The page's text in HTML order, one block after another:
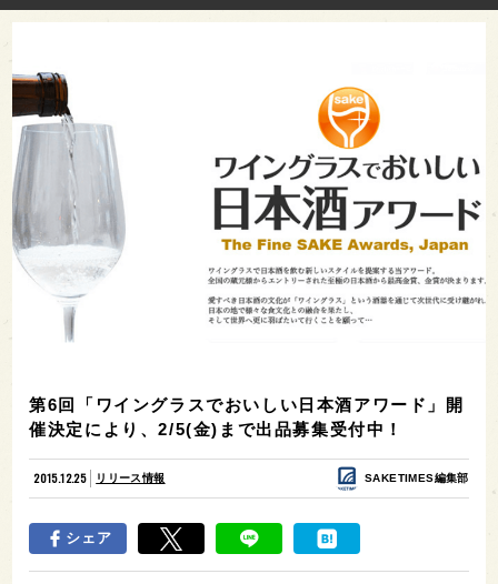
第6回「ワイングラスでおいしい日本酒アワード」開
催決定により、2/5(金)まで出品募集受付中！
2015.12.25 リリース情報 SAKETIMES編集部
シェア